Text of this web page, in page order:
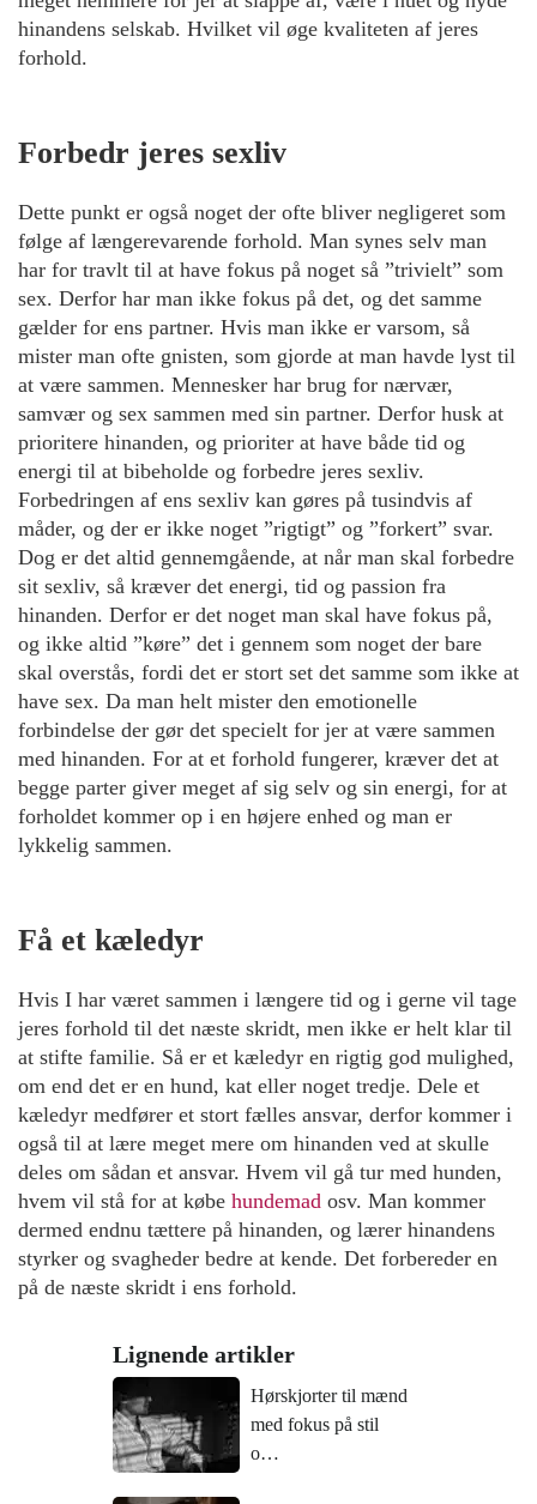
hinandens selskab. Hvilket vil øge kvaliteten af jeres
forhold.
Forbedr jeres sexliv
Dette punkt er også noget der ofte bliver negligeret som
følge af længerevarende forhold. Man synes selv man
har for travlt til at have fokus på noget så ”trivielt” som
sex. Derfor har man ikke fokus på det, og det samme
gælder for ens partner. Hvis man ikke er varsom, så
mister man ofte gnisten, som gjorde at man havde lyst til
at være sammen. Mennesker har brug for nærvær,
samvær og sex sammen med sin partner. Derfor husk at
prioritere hinanden, og prioriter at have både tid og
energi til at bibeholde og forbedre jeres sexliv.
Forbedringen af ens sexliv kan gøres på tusindvis af
måder, og der er ikke noget ”rigtigt” og ”forkert” svar.
Dog er det altid gennemgående, at når man skal forbedre
sit sexliv, så kræver det energi, tid og passion fra
hinanden. Derfor er det noget man skal have fokus på,
og ikke altid ”køre” det i gennem som noget der bare
skal overstås, fordi det er stort set det samme som ikke at
have sex. Da man helt mister den emotionelle
forbindelse der gør det specielt for jer at være sammen
med hinanden. For at et forhold fungerer, kræver det at
begge parter giver meget af sig selv og sin energi, for at
forholdet kommer op i en højere enhed og man er
lykkelig sammen.
Få et kæledyr
Hvis I har været sammen i længere tid og i gerne vil tage
jeres forhold til det næste skridt, men ikke er helt klar til
at stifte familie. Så er et kæledyr en rigtig god mulighed,
om end det er en hund, kat eller noget tredje. Dele et
kæledyr medfører et stort fælles ansvar, derfor kommer i
også til at lære meget mere om hinanden ved at skulle
deles om sådan et ansvar. Hvem vil gå tur med hunden,
hvem vil stå for at købe hundemad osv. Man kommer
dermed endnu tættere på hinanden, og lærer hinandens
styrker og svagheder bedre at kende. Det forbereder en
på de næste skridt i ens forhold.
Lignende artikler
Hørskjorter til mænd
med fokus på stil
o…